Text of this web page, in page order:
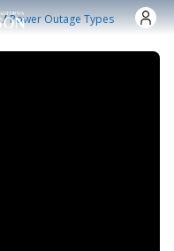
/Power Outage Types